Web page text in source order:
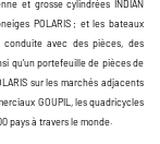
et grosse cylindrées INDIAN
POLARIS ; et les bateaux
conduite avec des pièces, des
qu’un portefeuille de pièces de
sur les marchés adjacents
GOUPIL, les quadricycles
pays à travers le monde.